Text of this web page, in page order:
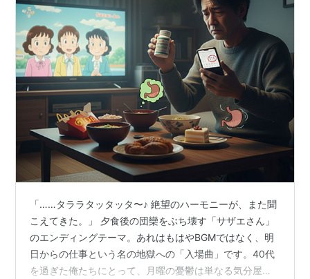
「……タララタッタッタ〜♪ 絶望のハーモニーが、また聞
こえてきた。」 夕食後の団欒をぶち壊す「サザエさん」
のエンディングテーマ。あれはもはやBGMではなく、明
日からの仕事という名の地獄への「入場曲」です。40代
を過ぎた俺たちにとって、月曜の憂鬱は単なる気分屋の